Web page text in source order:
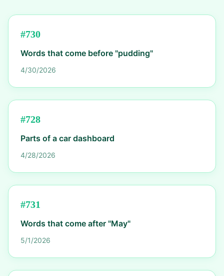
#730
Words that come before "pudding"
4/30/2026
#728
Parts of a car dashboard
4/28/2026
#731
Words that come after "May"
5/1/2026